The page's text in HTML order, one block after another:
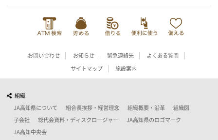
お問い合わせ お知らせ 緊急連絡先 よくある質問
サイトマップ 施設案内
組織
JA高知県について 組合長挨拶・経営理念 組織概要・沿革 組織図
子会社 総代会資料・ディスクロージャー JA高知県のロゴマーク
JA高知中央会